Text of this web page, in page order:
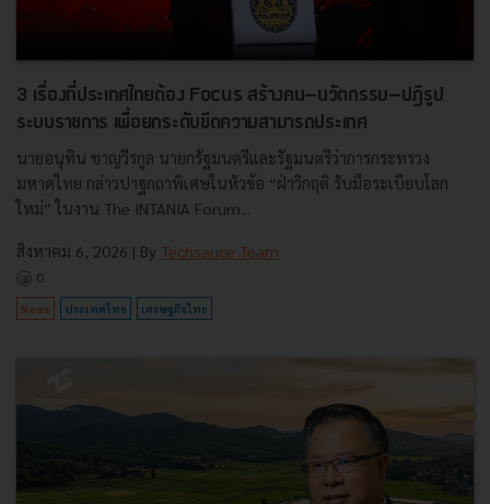
3 เรื่องที่ประเทศไทยต้อง Focus สร้างคน–นวัตกรรม–ปฏิรูป
ระบบราชการ เพื่อยกระดับขีดความสามารถประเทศ
นายอนุทิน ชาญวีรกูล นายกรัฐมนตรีและรัฐมนตรีว่าการกระทรวง
มหาดไทย กล่าวปาฐกถาพิเศษในหัวข้อ “ฝ่าวิกฤติ รับมือระเบียบโลก
ใหม่” ในงาน The INTANIA Forum...
สิงหาคม 6, 2026 | By Techsauce Team
0
News ประเทศไทย เศรษฐกิจไทย